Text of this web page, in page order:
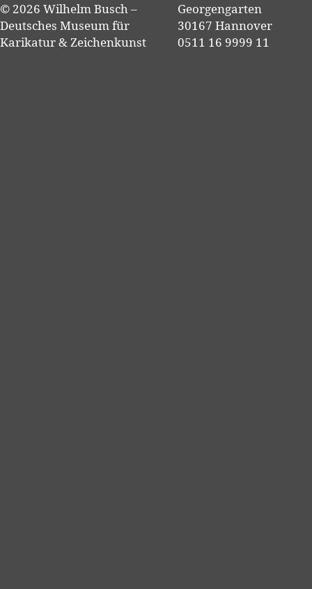
© 2026 Wilhelm Busch –
Deutsches Museum für
Karikatur & Zeichenkunst
Georgengarten
30167 Hannover
0511 16 9999 11